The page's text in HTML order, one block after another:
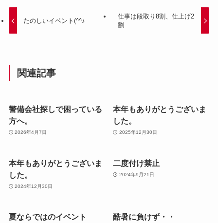
たのしいイベント(^^♪
仕事は段取り8割、仕上げ2
割
関連記事
警備会社探しで困っている
方へ。
2026年4月7日
本年もありがとうございま
した。
2025年12月30日
本年もありがとうございま
した。
2024年12月30日
二度付け禁止
2024年9月21日
夏ならではのイベント 酷暑に負けず・・